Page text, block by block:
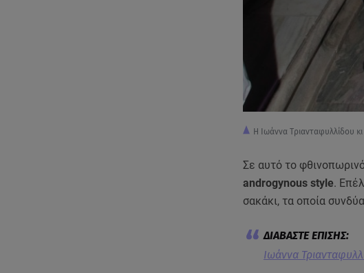
Η Ιωάννα Τριανταφυλλίδου
Σε αυτό το
androgynous style.
σακάκι, τα οποία
Ιωάννα